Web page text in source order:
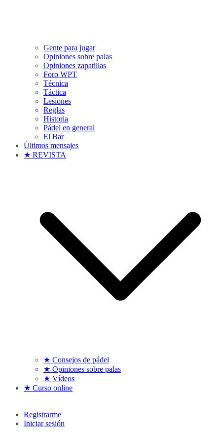
Gente para jugar
Opiniones sobre palas
Opiniones zapatillas
Foro WPT
Técnica
Táctica
Lesiones
Reglas
Historia
Pádel en general
El Bar
Últimos mensajes
★ REVISTA
★ Consejos de pádel
★ Opiniones sobre palas
★ Vídeos
★ Curso online
Registrarme
Iniciar sesión